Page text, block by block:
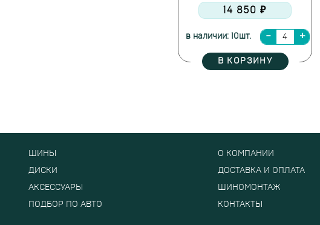
14 850 ₽
в наличии: 10шт.
В КОРЗИНУ
ШИНЫ
ДИСКИ
АКСЕССУАРЫ
ПОДБОР ПО АВТО
О КОМПАНИИ
ДОСТАВКА И ОПЛАТА
ШИНОМОНТАЖ
КОНТАКТЫ